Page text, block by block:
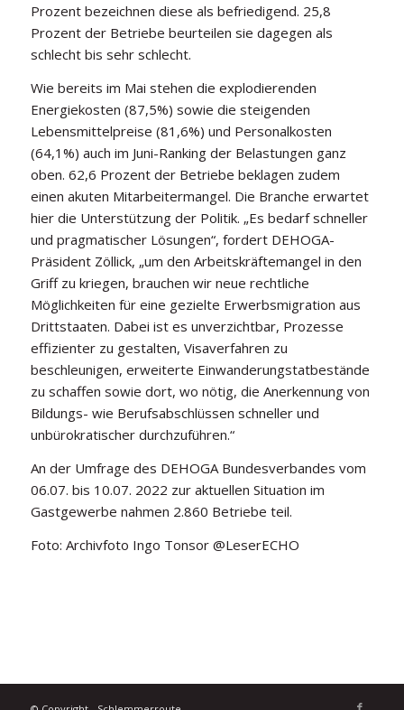
Prozent bezeichnen diese als befriedigend. 25,8
Prozent der Betriebe beurteilen sie dagegen als
schlecht bis sehr schlecht.
Wie bereits im Mai stehen die explodierenden
Energiekosten (87,5%) sowie die steigenden
Lebensmittelpreise (81,6%) und Personalkosten
(64,1%) auch im Juni-Ranking der Belastungen ganz
oben. 62,6 Prozent der Betriebe beklagen zudem
einen akuten Mitarbeitermangel. Die Branche erwartet
hier die Unterstützung der Politik. „Es bedarf schneller
und pragmatischer Lösungen“, fordert DEHOGA-
Präsident Zöllick, „um den Arbeitskräftemangel in den
Griff zu kriegen, brauchen wir neue rechtliche
Möglichkeiten für eine gezielte Erwerbsmigration aus
Drittstaaten. Dabei ist es unverzichtbar, Prozesse
effizienter zu gestalten, Visaverfahren zu
beschleunigen, erweiterte Einwanderungstatbestände
zu schaffen sowie dort, wo nötig, die Anerkennung von
Bildungs- wie Berufsabschlüssen schneller und
unbürokratischer durchzuführen.“
An der Umfrage des DEHOGA Bundesverbandes vom
06.07. bis 10.07. 2022 zur aktuellen Situation im
Gastgewerbe nahmen 2.860 Betriebe teil.
Foto: Archivfoto Ingo Tonsor @LeserECHO